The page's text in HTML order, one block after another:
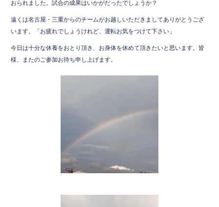
おられました。試合の成果はいかがだったでしょうか？
遠くは名古屋・三重からのチームがお越しいただきましてありがとうござ
います。「お疲れでしょうけれど、運転お気をつけて下さい」
今日は十分な休養をおとり頂き、お身体を休めて頂きたいと思います。皆
様、またのご参加お待ち申し上げます。